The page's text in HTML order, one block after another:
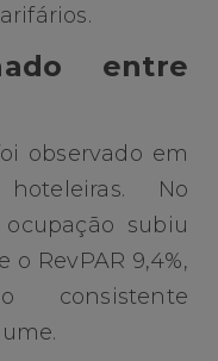
entre
observado em
No
subiu
o RevPAR 9,4%,
consistente